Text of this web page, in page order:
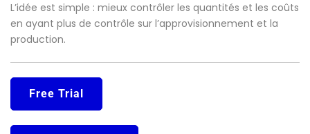
L’idée est simple : mieux contrôler les quantités et les coûts
en ayant plus de contrôle sur l’approvisionnement et la
production.
Free Trial